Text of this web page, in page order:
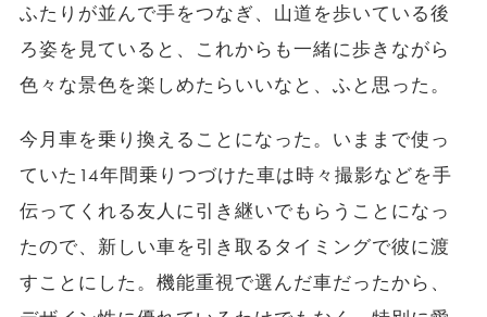
ふたりが並んで手をつなぎ、山道を歩いている後
ろ姿を見ていると、これからも一緒に歩きながら
色々な景色を楽しめたらいいなと、ふと思った。
今月車を乗り換えることになった。いままで使っ
ていた14年間乗りつづけた車は時々撮影などを手
伝ってくれる友人に引き継いでもらうことになっ
たので、新しい車を引き取るタイミングで彼に渡
すことにした。機能重視で選んだ車だったから、